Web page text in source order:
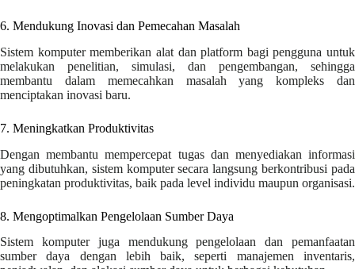
6. Mendukung Inovasi dan Pemecahan Masalah
Sistem komputer memberikan alat dan platform bagi pengguna untuk
melakukan penelitian, simulasi, dan pengembangan, sehingga
membantu dalam memecahkan masalah yang kompleks dan
menciptakan inovasi baru.
7. Meningkatkan Produktivitas
Dengan membantu mempercepat tugas dan menyediakan informasi
yang dibutuhkan, sistem komputer secara langsung berkontribusi pada
peningkatan produktivitas, baik pada level individu maupun organisasi.
8. Mengoptimalkan Pengelolaan Sumber Daya
Sistem komputer juga mendukung pengelolaan dan pemanfaatan
sumber daya dengan lebih baik, seperti manajemen inventaris,